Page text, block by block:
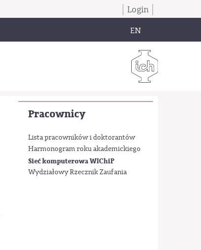
Login
EN
Pracownicy
Lista pracowników i doktorantów
Harmonogram roku akademickiego
Sieć komputerowa WIChiP
Wydziałowy Rzecznik Zaufania